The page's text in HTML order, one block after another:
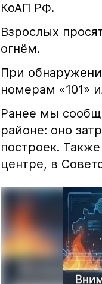
КоАП РФ.
Взрослых
огнём.
При
номерам «101»
Ранее мы
районе: оно
построек.
центре, в